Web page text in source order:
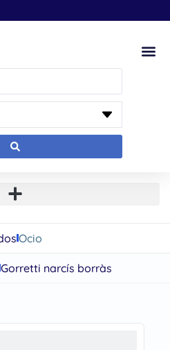
Ocio
Gorretti narcís borràs